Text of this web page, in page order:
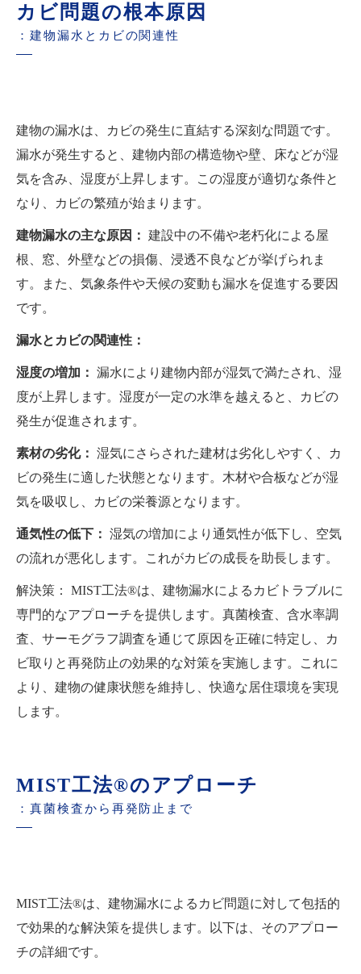
カビ問題の予防と健康な住環境の維持
カビ問題の根本原因
：建物漏水とカビの関連性
建物の漏水は、カビの発生に直結する深刻な問題です。
漏水が発生すると、建物内部の構造物や壁、床などが湿
気を含み、湿度が上昇します。この湿度が適切な条件と
なり、カビの繁殖が始まります。
建物漏水の主な原因： 建設中の不備や老朽化による屋
根、窓、外壁などの損傷、浸透不良などが挙げられま
す。また、気象条件や天候の変動も漏水を促進する要因
です。
漏水とカビの関連性：
湿度の増加： 漏水により建物内部が湿気で満たされ、湿
度が上昇します。湿度が一定の水準を越えると、カビの
発生が促進されます。
素材の劣化： 湿気にさらされた建材は劣化しやすく、カ
ビの発生に適した状態となります。木材や合板などが湿
気を吸収し、カビの栄養源となります。
通気性の低下： 湿気の増加により通気性が低下し、空気
の流れが悪化します。これがカビの成長を助長します。
解決策： MIST工法®は、建物漏水によるカビトラブルに
専門的なアプローチを提供します。真菌検査、含水率調
査、サーモグラフ調査を通じて原因を正確に特定し、カ
ビ取りと再発防止の効果的な対策を実施します。これに
より、建物の健康状態を維持し、快適な居住環境を実現
します。
MIST工法®のアプローチ
：真菌検査から再発防止まで
MIST工法®は、建物漏水によるカビ問題に対して包括的
で効果的な解決策を提供します。以下は、そのアプロー
チの詳細です。